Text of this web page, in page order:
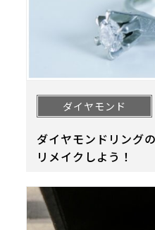
ダイヤモンド
ダイヤモンドリング
リメイクしよう！